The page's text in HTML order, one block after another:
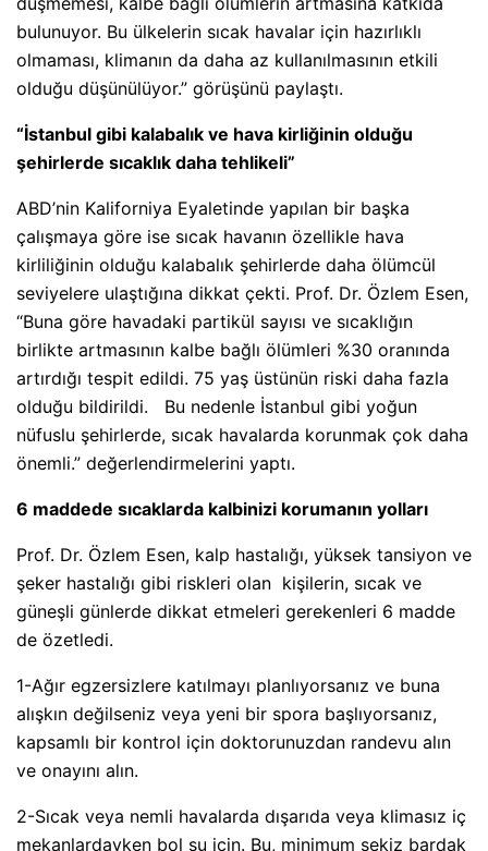
bulunuyor. Bu ülkelerin sıcak havalar için hazırlıklı
olmaması, klimanın da daha az kullanılmasının etkili
olduğu düşünülüyor.” görüşünü paylaştı.
“İstanbul gibi kalabalık ve hava kirliğinin olduğu
şehirlerde sıcaklık daha tehlikeli”
ABD’nin Kaliforniya Eyaletinde yapılan bir başka
çalışmaya göre ise sıcak havanın özellikle hava
kirliliğinin olduğu kalabalık şehirlerde daha ölümcül
seviyelere ulaştığına dikkat çekti. Prof. Dr. Özlem Esen,
“Buna göre havadaki partikül sayısı ve sıcaklığın
birlikte artmasının kalbe bağlı ölümleri %30 oranında
artırdığı tespit edildi. 75 yaş üstünün riski daha fazla
olduğu bildirildi. Bu nedenle İstanbul gibi yoğun
nüfuslu şehirlerde, sıcak havalarda korunmak çok daha
önemli.” değerlendirmelerini yaptı.
6 maddede sıcaklarda kalbinizi korumanın yolları
Prof. Dr. Özlem Esen, kalp hastalığı, yüksek tansiyon ve
şeker hastalığı gibi riskleri olan kişilerin, sıcak ve
güneşli günlerde dikkat etmeleri gerekenleri 6 madde
de özetledi.
1-Ağır egzersizlere katılmayı planlıyorsanız ve buna
alışkın değilseniz veya yeni bir spora başlıyorsanız,
kapsamlı bir kontrol için doktorunuzdan randevu alın
ve onayını alın.
2-Sıcak veya nemli havalarda dışarıda veya klimasız iç
mekanlardayken bol su için. Bu, minimum sekiz bardak